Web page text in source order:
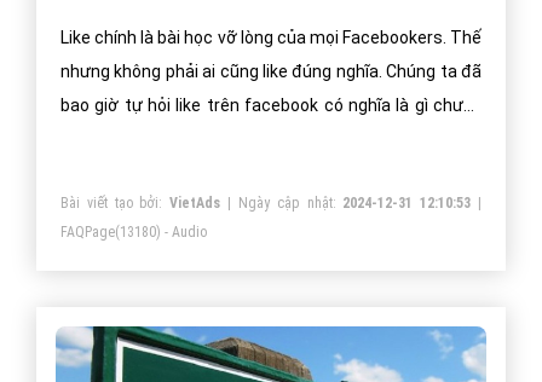
Like chính là bài học vỡ lòng của mọi Facebookers. Thế
nhưng không phải ai cũng like đúng nghĩa. Chúng ta đã
bao giờ tự hỏi like trên facebook có nghĩa là gì chưa?
Khác với máy móc, con người luôn biết nhận thức và
có một cái tâm. Sao người ta cứ mãi ru nhau vào
mộng mị bằng cách nhấn Like mà thiếu mất một cảm
Bài viết tạo bởi:VietAds | Ngày cập nhật: 2024-12-31 12:10:53 |
FAQPage(13180) - Audio